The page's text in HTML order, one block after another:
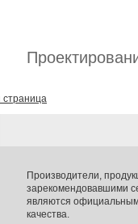
страница
Производители,
зарекомендовавшими
являются
качества.